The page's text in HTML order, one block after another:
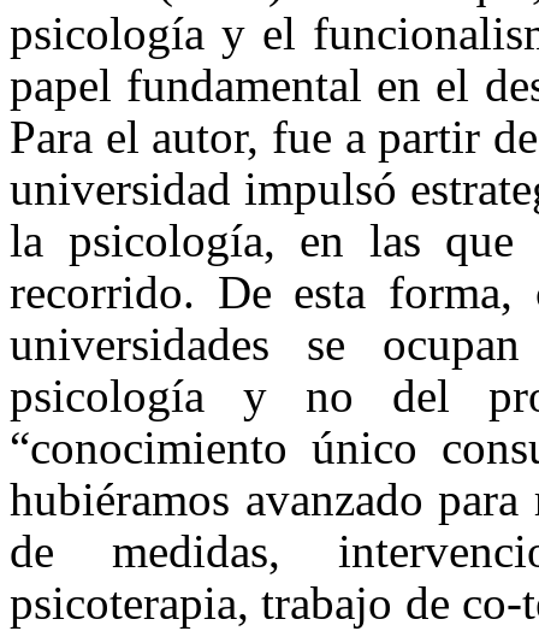
psicología y el
papel fundamental en el
Para el autor, fue a partir
universidad impulsó
la psicología, en las que
recorrido. De esta forma,
universidades se
psicología y no del
“conocimiento único
hubiéramos avanzado
de medidas,
psicoterapia, trabajo de